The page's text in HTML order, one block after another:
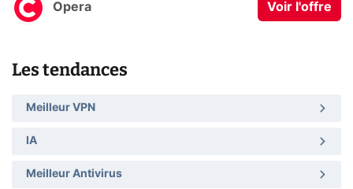
Opera Voir l'offre
Les tendances
Meilleur VPN
IA
Meilleur Antivirus